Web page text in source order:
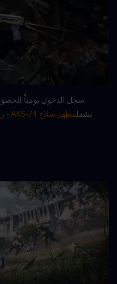
تشملمظهر سلاح AKS-74 - روح المحارب وبطاقات التاروت.